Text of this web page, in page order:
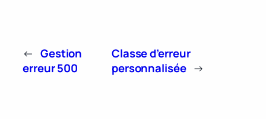
← Gestion
erreur 500
Classe d’erreur
personnalisée →